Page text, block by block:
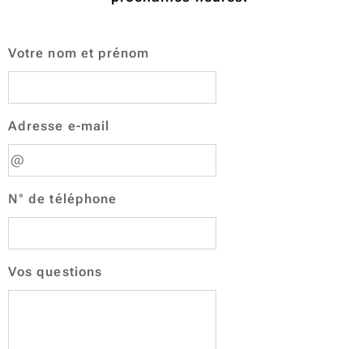
Votre nom et prénom
Adresse e-mail
N° de téléphone
Vos questions